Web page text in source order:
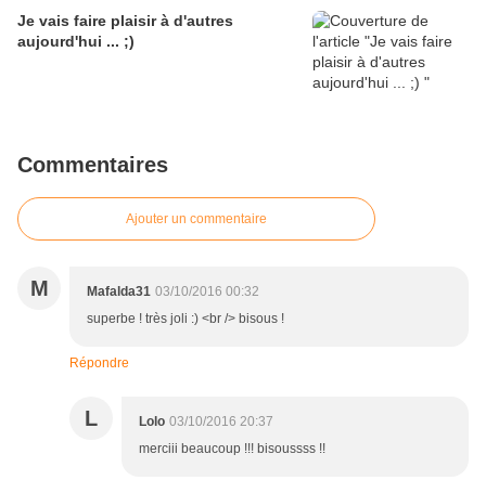
Je vais faire plaisir à d'autres
aujourd'hui ... ;)
Commentaires
Ajouter un commentaire
M Mafalda31 03/10/2016 00:32
superbe ! très joli :) <br /> bisous !
Répondre
L Lolo 03/10/2016 20:37
merciii beaucoup !!! bisoussss !!